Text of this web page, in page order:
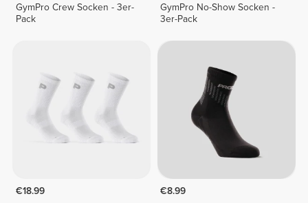
GymPro Crew Socken - 3er-
Pack
GymPro No-Show Socken -
3er-Pack
€18.99
€8.99